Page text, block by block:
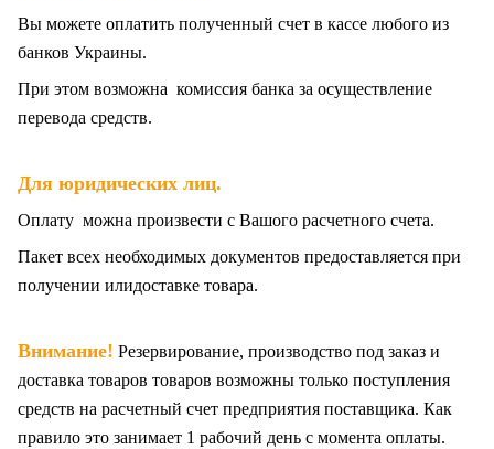
Вы можете оплатить полученный счет в кассе любого из
банков Украины.
При этом возможна комиссия банка за осуществление
перевода средств.
Для юридических лиц.
Оплату можна произвести с Вашого расчетного счета.
Пакет всех необходимых документов предоставляется при
получении илидоставке товара.
Внимание! Резервирование, производство под заказ и
доставка товаров товаров возможны только поступления
средств на расчетный счет предприятия поставщика. Как
правило это занимает 1 рабочий день с момента оплаты.